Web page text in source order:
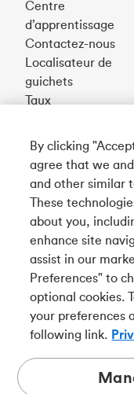
Centre
d’apprentissage
Contactez-nous
Localisateur de
guichets
Taux
Téléchargez
Connectez-
Tangerine est le
une filiale en
Nouvelle-Écosse
By clicking
agree that we
and other similar
These
about you,
enhance site
assist in our
Preferences" to
optional cookies.
your preferences
following link.